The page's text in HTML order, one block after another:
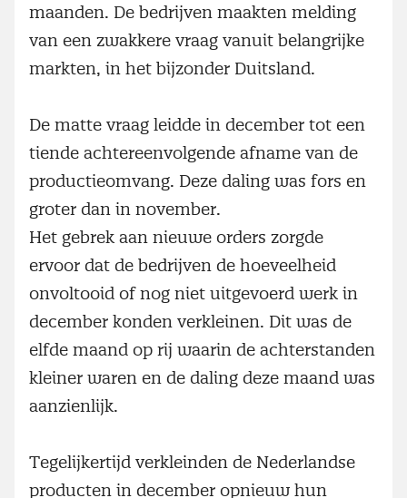
maanden. De bedrijven maakten melding
van een zwakkere vraag vanuit belangrijke
markten, in het bijzonder Duitsland.
De matte vraag leidde in december tot een
tiende achtereenvolgende afname van de
productieomvang. Deze daling was fors en
groter dan in november.
Het gebrek aan nieuwe orders zorgde
ervoor dat de bedrijven de hoeveelheid
onvoltooid of nog niet uitgevoerd werk in
december konden verkleinen. Dit was de
elfde maand op rij waarin de achterstanden
kleiner waren en de daling deze maand was
aanzienlijk.
Tegelijkertijd verkleinden de Nederlandse
producten in december opnieuw hun